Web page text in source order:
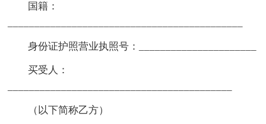
国籍：
身份证护照营业执照号：______________________
买受人：
（以下简称乙方）